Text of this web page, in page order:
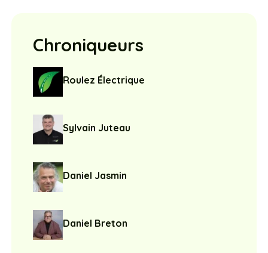
Chroniqueurs
Roulez Électrique
Sylvain Juteau
Daniel Jasmin
Daniel Breton